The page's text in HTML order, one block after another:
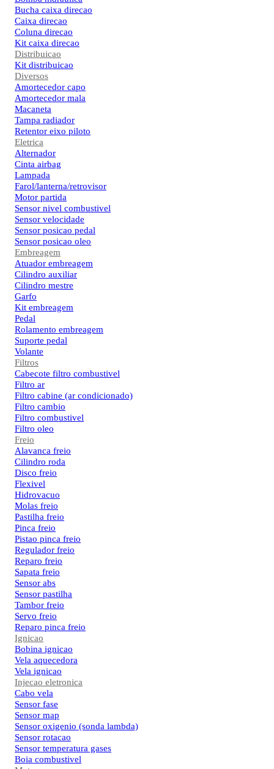
Bucha caixa direcao
Caixa direcao
Coluna direcao
Kit caixa direcao
Distribuicao
Kit distribuicao
Diversos
Amortecedor capo
Amortecedor mala
Macaneta
Tampa radiador
Retentor eixo piloto
Eletrica
Alternador
Cinta airbag
Lampada
Farol/lanterna/retrovisor
Motor partida
Sensor nivel combustivel
Sensor velocidade
Sensor posicao pedal
Sensor posicao oleo
Embreagem
Atuador embreagem
Cilindro auxiliar
Cilindro mestre
Garfo
Kit embreagem
Pedal
Rolamento embreagem
Suporte pedal
Volante
Filtros
Cabecote filtro combustivel
Filtro ar
Filtro cabine (ar condicionado)
Filtro cambio
Filtro combustivel
Filtro oleo
Freio
Alavanca freio
Cilindro roda
Disco freio
Flexivel
Hidrovacuo
Molas freio
Pastilha freio
Pinca freio
Pistao pinca freio
Regulador freio
Reparo freio
Sapata freio
Sensor abs
Sensor pastilha
Tambor freio
Servo freio
Reparo pinca freio
Ignicao
Bobina ignicao
Vela aquecedora
Vela ignicao
Injecao eletronica
Cabo vela
Sensor fase
Sensor map
Sensor oxigenio (sonda lambda)
Sensor rotacao
Sensor temperatura gases
Boia combustivel